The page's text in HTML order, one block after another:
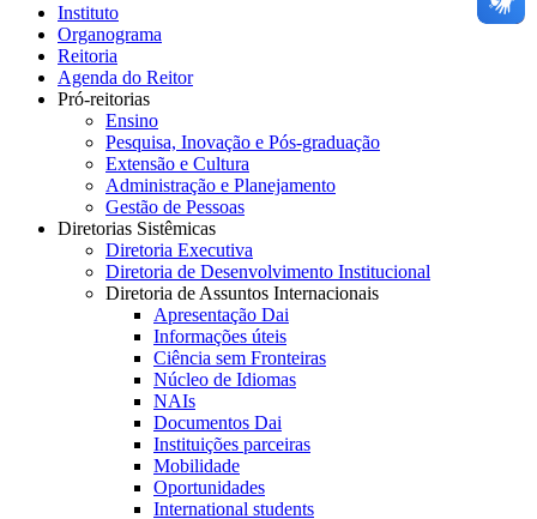
Instituto
Organograma
Reitoria
Agenda do Reitor
Pró-reitorias
Ensino
Pesquisa, Inovação e Pós-graduação
Extensão e Cultura
Administração e Planejamento
Gestão de Pessoas
Diretorias Sistêmicas
Diretoria Executiva
Diretoria de Desenvolvimento Institucional
Diretoria de Assuntos Internacionais
Apresentação Dai
Informações úteis
Ciência sem Fronteiras
Núcleo de Idiomas
NAIs
Documentos Dai
Instituições parceiras
Mobilidade
Oportunidades
International students